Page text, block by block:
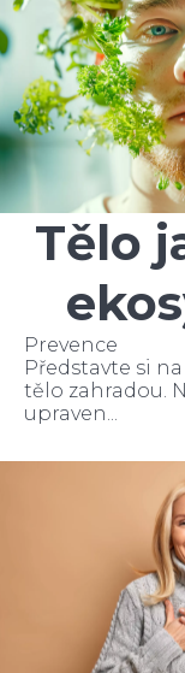
Tělo
Prevence
Představte si
tělo zahradou.
upraven...